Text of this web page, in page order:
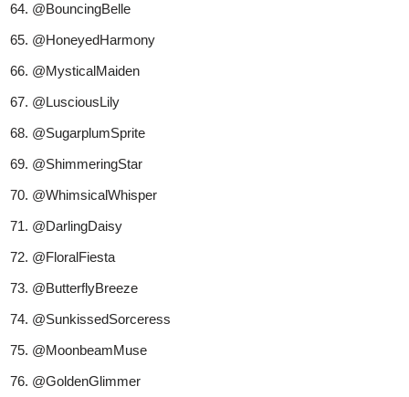
@BouncingBelle
@HoneyedHarmony
@MysticalMaiden
@LusciousLily
@SugarplumSprite
@ShimmeringStar
@WhimsicalWhisper
@DarlingDaisy
@FloralFiesta
@ButterflyBreeze
@SunkissedSorceress
@MoonbeamMuse
@GoldenGlimmer